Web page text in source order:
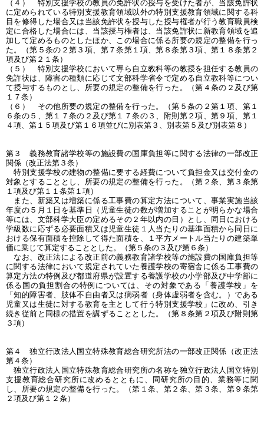
（４） 特別支援学校の教員の免許状の授与を受けた者が、当該免許状
に定められている特別支援教育領域以外の特別支援教育領域に関する科
目を修得した場合又は当該免許状を授与した授与権者が行う教育職員検
定に合格した場合には、当該授与権者は、当該免許状に新教育領域を追
加して定めるものとしたほか、この場合に係る所要の規定の整備を行っ
た。（第５条の２第３項、第７条第１項、第８条第３項、第１８条第２
項及び第２１条）
（５） 特別支援学校において専ら自立教科等の教授を担任する教員の
免許状は、障害の種類に応じて文部科学省令で定める自立教科等につい
て授与するものとし、所要の規定の整備を行った。（第４条の２及び第
１７条）
（６） その他所要の規定の整備を行った。（第５条の２第１項、第１
６条の５、第１７条の２及び第１７条の３、附則第２項、第９項、第１
４項、第１５項及び第１６項並びに別表第３、別表第５及び別表第８）
第３ 義務教育諸学校等の施設費の国庫負担等に関する法律の一部改正
関係（改正法第３条）
特別支援学校の建物の整備に要する経費について負担金又は交付金の
対象とすることとし、所要の規定の整備を行った。（第２条、第３条第
１項及び第１１条第１項）
また、新築又は増築に係る工事費の算定方法について、事業実施当該
年度の５月１日を基準日（児童生徒の数が増加することが明らかな場合
等には、文部科学大臣の定めるその２年以内の日）とし、同日における
学級数に応ずる必要面積又は児童生徒１人当たりの基準面積から同日に
おける保有面積を控除して得た面積を、１平方メートル当たりの建築単
価に乗じて算定することとした。（第５条の３及び第６条）
なお、改正法による改正前の義務教育諸学校等の施設費の国庫負担等
に関する法律において規定されていた養護学校の寄宿舎に係る工事費の
算定方法の特例及び都道府県が設置する養護学校の小学部及び中学部に
係る国の負担割合の特例については、その対象である「養護学校」を
「知的障害者、肢体不自由者又は病弱者（身体虚弱者を含む。）である
児童又は生徒に対する教育を主として行う特別支援学校」に改め、引き
続き従前と同様の措置を講ずることとした。（第８条第２項及び附則第
３項）
第４ 独立行政法人国立特殊教育総合研究所法の一部改正関係（改正法
第４条）
独立行政法人国立特殊教育総合研究所の名称を独立行政法人国立特別
支援教育総合研究所に改めるとともに、同研究所の目的、業務等に関
し、所要の規定の整備を行った。（第１条、第２条、第３条、第９条第
２項及び第１２条）